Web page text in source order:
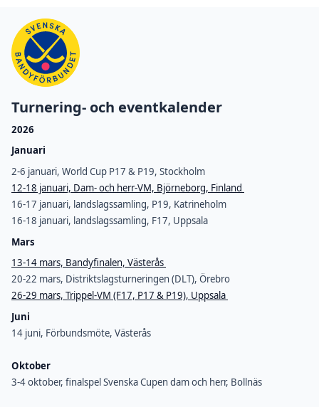
Turnering- och eventkalender
2026
Januari
2-6 januari, World Cup P17 & P19, Stockholm
12-18 januari, Dam- och herr-VM, Björneborg, Finland
16-17 januari, landslagssamling, P19, Katrineholm
16-18 januari, landslagssamling, F17, Uppsala
Mars
13-14 mars, Bandyfinalen, Västerås
20-22 mars, Distriktslagsturneringen (DLT), Örebro
26-29 mars, Trippel-VM (F17, P17 & P19), Uppsala
Juni
14 juni, Förbundsmöte, Västerås
Oktober
3-4 oktober, finalspel Svenska Cupen dam och herr, Bollnäs